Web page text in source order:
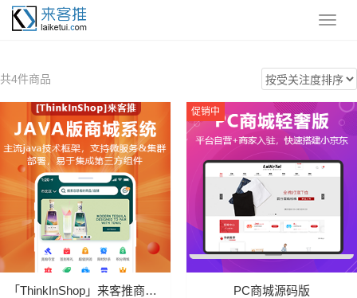
共4件商品
「ThinkInShop」来客推商城系统Java版
促销中
PC商城源码版